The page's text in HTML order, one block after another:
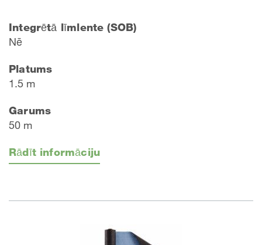
Integrētā līmlente (SOB)
Nē
Platums
1.5 m
Garums
50 m
Rādīt informāciju